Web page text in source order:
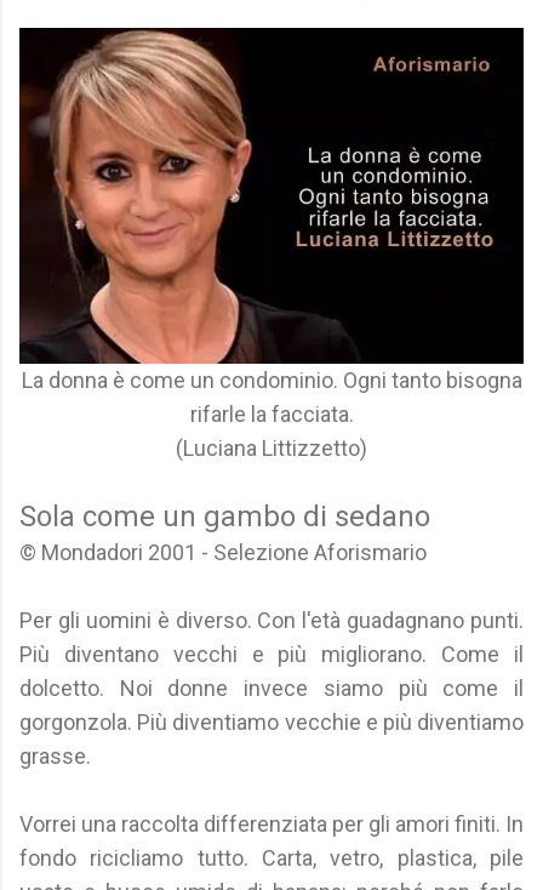
La donna è come un condominio. Ogni tanto bisogna
rifarle la facciata.
(Luciana Littizzetto)
Sola come un gambo di sedano
© Mondadori 2001 - Selezione Aforismario
Per gli uomini è diverso. Con l'età guadagnano punti.
Più diventano vecchi e più migliorano. Come il
dolcetto. Noi donne invece siamo più come il
gorgonzola. Più diventiamo vecchie e più diventiamo
grasse.
Vorrei una raccolta differenziata per gli amori finiti. In
fondo ricicliamo tutto. Carta, vetro, plastica, pile